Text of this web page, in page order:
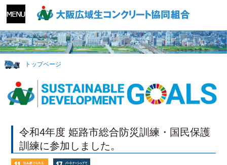
トップページ
令和4年度 姫路市総合防災訓練・国民保護
訓練に参加しました。